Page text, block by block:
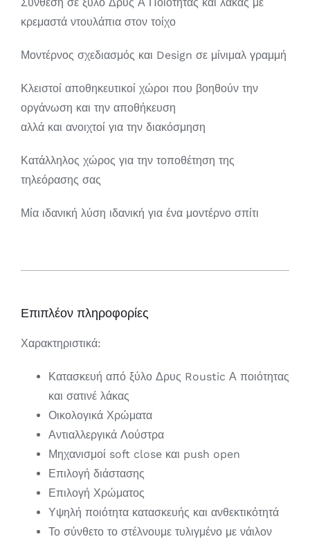
Επιπλέον πληροφορίες
Χαρακτηριστικά:
Κατασκευή από ξύλο Δρυς Roustic Α ποιότητας
και σατινέ λάκας
Οικολογικά Χρώματα
Αντιαλλεργικά Λούστρα
Μηχανισμοί soft close και push open
Επιλογή διάστασης
Επιλογή Χρώματος
Υψηλή ποιότητα κατασκευής και ανθεκτικότητά
Το σύνθετο το στέλνουμε τυλιγμένο με νάιλον
κρεμαστά ντουλάπια στον τοίχο
Μοντέρνος σχεδιασμός και Design σε μίνιμαλ γραμμή
Κλειστοί αποθηκευτικοί χώροι που βοηθούν την
οργάνωση και την αποθήκευση
αλλά και ανοιχτοί για την διακόσμηση
Κατάλληλος χώρος για την τοποθέτηση της
τηλεόρασης σας
Μία ιδανική λύση ιδανική για ένα μοντέρνο σπίτι